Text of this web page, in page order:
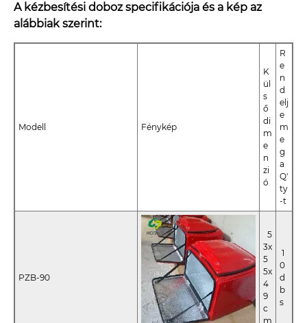
A kézbesítési doboz specifikációja és a kép az
alábbiak szerint:
Modell Fénykép
K
ül
s
ő
di
m
e
n
zi
ó
R
e
n
d
elj
e
m
e
g
a
Q'
ty
-t
PZB-90
5
3x
5
5x
4
9
c
m
1
0
d
b
s